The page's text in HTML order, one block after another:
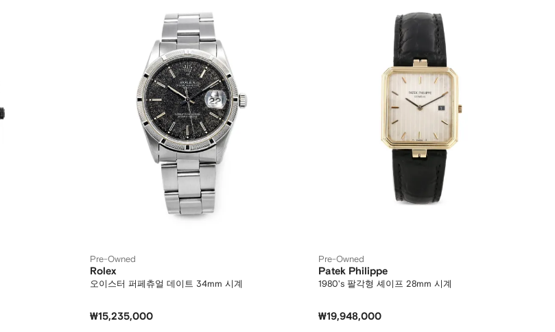
Pre-Owned
Rolex
오이스터 퍼페츄얼 데이트 34mm 시계
₩15,235,000
Pre-Owned
Patek Philippe
1980's 팔각형 셰이프 28mm 시계
₩19,948,000